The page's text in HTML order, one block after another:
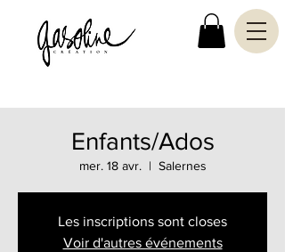
Enfants/Ados
mer. 18 avr.
  |
Salernes
Les inscriptions sont closes
Voir d'autres événements